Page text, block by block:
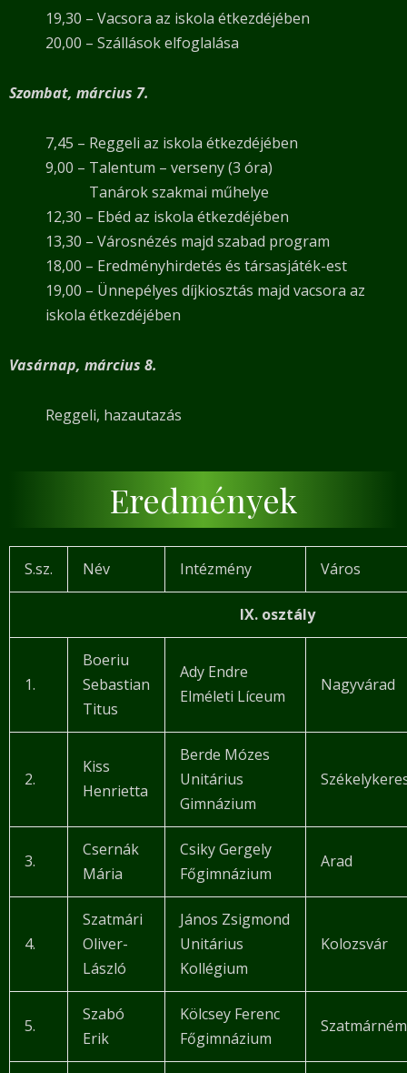
19,30 – Vacsora az iskola étkezdéjében
20,00 – Szállások elfoglalása
Szombat, március 7.
7,45 – Reggeli az iskola étkezdéjében
9,00 – Talentum – verseny (3 óra)
Tanárok szakmai műhelye
12,30 – Ebéd az iskola étkezdéjében
13,30 – Városnézés majd szabad program
18,00 – Eredményhirdetés és társasjáték-est
19,00 – Ünnepélyes díjkiosztás majd vacsora az
iskola étkezdéjében
Vasárnap, március 8.
Reggeli, hazautazás
Eredmények
S.sz. Név Intézmény Város
IX. osztály
1.
Boeriu
Sebastian
Titus
Ady Endre
Elméleti Líceum
Nagyvárad
2.
Kiss
Henrietta
Berde Mózes
Unitárius
Gimnázium
3.
Csernák
Mária
Csiky Gergely
Főgimnázium
Arad
4.
Szatmári
Oliver-
László
János Zsigmond
Unitárius
Kollégium
Kolozsvár
5.
Szabó
Erik
Kölcsey Ferenc
Főgimnázium